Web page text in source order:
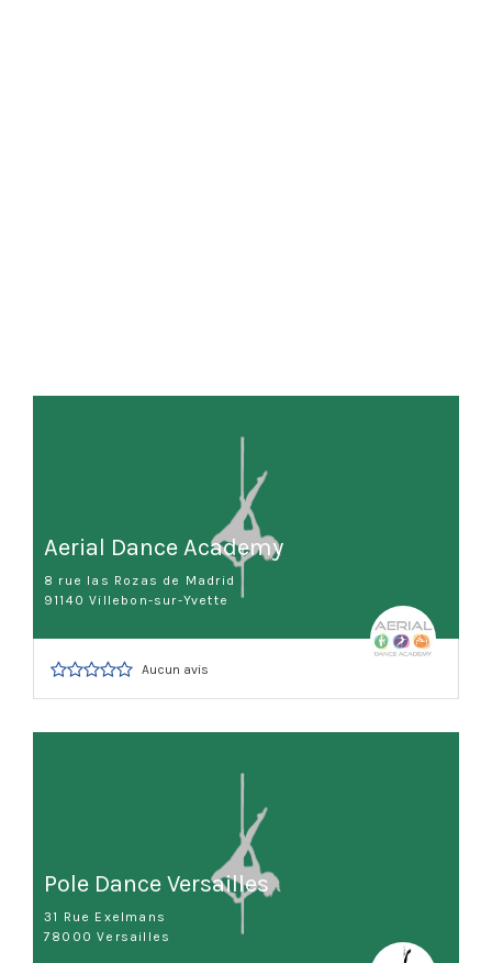
Aerial Dance Academy
8 rue las Rozas de Madrid
91140 Villebon-sur-Yvette
Aucun avis
Pole Dance Versailles
31 Rue Exelmans
78000 Versailles